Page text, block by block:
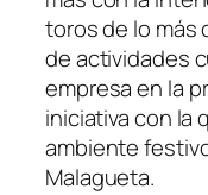
toros de lo más
de actividades
empresa en la
iniciativa con la
ambiente
Malagueta.